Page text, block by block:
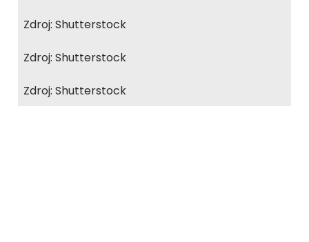
Zdroj: Shutterstock
Zdroj: Shutterstock
Zdroj: Shutterstock